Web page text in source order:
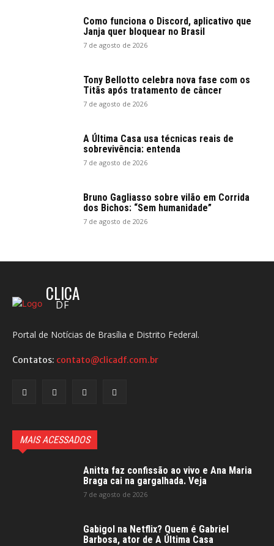
Como funciona o Discord, aplicativo que
Janja quer bloquear no Brasil
7 de agosto de 2026
Tony Bellotto celebra nova fase com os
Titãs após tratamento de câncer
7 de agosto de 2026
A Última Casa usa técnicas reais de
sobrevivência: entenda
7 de agosto de 2026
Bruno Gagliasso sobre vilão em Corrida
dos Bichos: “Sem humanidade”
7 de agosto de 2026
CLICA
DF
Portal de Notícias de Brasília e Distrito Federal.
Contatos: contato@clicadf.com.br
MAIS ACESSADOS
Anitta faz confissão ao vivo e Ana Maria
Braga cai na gargalhada. Veja
7 de agosto de 2026
Gabigol na Netflix? Quem é Gabriel
Barbosa, ator de A Última Casa